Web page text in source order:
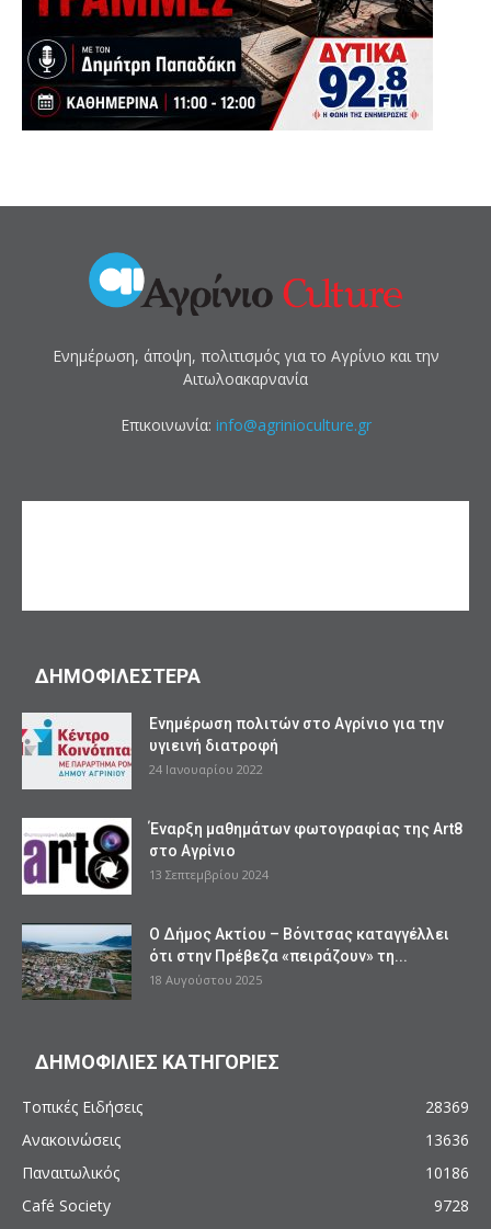
Ενημέρωση, άποψη, πολιτισμός για το Αγρίνιο και την
Αιτωλοακαρνανία
Επικοινωνία: info@agrinioculture.gr
ΔΗΜΟΦΙΛΕΣΤΕΡΑ
Ενημέρωση πολιτών στο Αγρίνιο για την
υγιεινή διατροφή
24 Ιανουαρίου 2022
Έναρξη μαθημάτων φωτογραφίας της Art8
στο Αγρίνιο
13 Σεπτεμβρίου 2024
Ο Δήμος Ακτίου – Βόνιτσας καταγγέλλει
ότι στην Πρέβεζα «πειράζουν» τη...
18 Αυγούστου 2025
ΔΗΜΟΦΙΛΙΕΣ ΚΑΤΗΓΟΡΙΕΣ
Τοπικές Ειδήσεις
28369
Ανακοινώσεις
13636
Παναιτωλικός
10186
Café Society
9728